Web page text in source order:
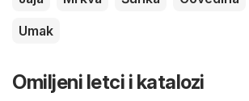
Umak
Omiljeni letci i katalozi